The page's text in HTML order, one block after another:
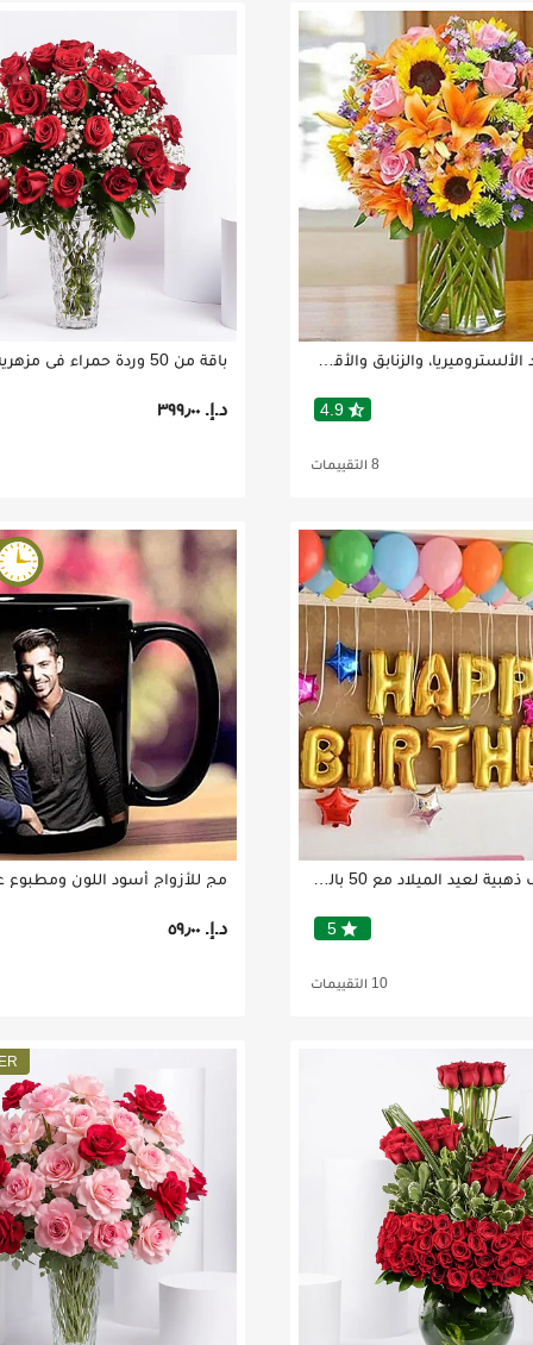
4.9star_half
8 التقييمات
باقة من 50 وردة حمراء في مزهرية زجاجية
د.إ.‏ ٣٩٩٫٠٠
5star
10 التقييمات
د.إ.‏ ٥٩٫٠٠